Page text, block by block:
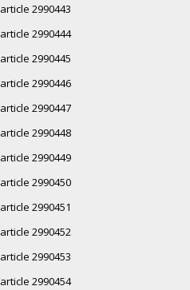
article 2990443
article 2990444
article 2990445
article 2990446
article 2990447
article 2990448
article 2990449
article 2990450
article 2990451
article 2990452
article 2990453
article 2990454